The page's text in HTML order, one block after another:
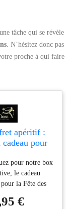
tâche qui se révèle
. N’hésitez donc pas
proche à qui faire
apéritif :
pour
-
pour notre box
le cadeau
la Fête des
en France. Tout
€